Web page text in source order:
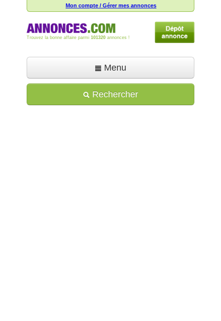
Mon compte / Gérer mes annonces
Trouvez la bonne affaire parmi 101320 annonces !
Menu
Déposer une annonce
Rechercher